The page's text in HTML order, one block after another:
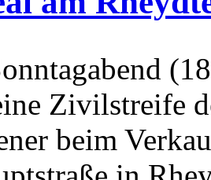
Zivilstreife
beim